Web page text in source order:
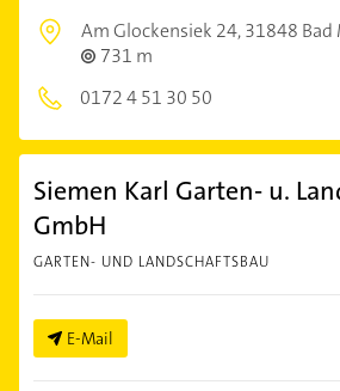
Am Glockensiek 24,31848
731 m
0172 4 51 30 50
Siemen Karl Garten- u.
GmbH
GARTEN- UND LANDSCHAFTSBAU
E-Mail